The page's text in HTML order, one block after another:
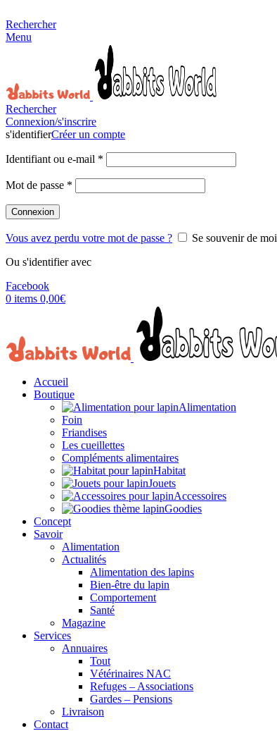
Rechercher
Menu
Rechercher
Connexion/s'inscrire
s'identifierCréer un compte
Identifiant ou e-mail *
Mot de passe *
Connexion
Vous avez perdu votre mot de passe ?
Se souvenir de moi
Ou s'identifier avec
Facebook
0 items 0,00€
Accueil
Boutique
Alimentation
Foin
Friandises
Les cueillettes
Compléments alimentaires
Habitat
Jouets
Accessoires
Goodies
Concept
Savoir
Alimentation
Actualités
Alimentation des lapins
Bien-être du lapin
Comportement
Santé
Magazine
Services
Annuaires
Tout
Vétérinaires NAC
Refuges – Associations
Gardes – Pensions
Livraison
Contact